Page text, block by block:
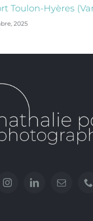
Toulon-Hyères
2025